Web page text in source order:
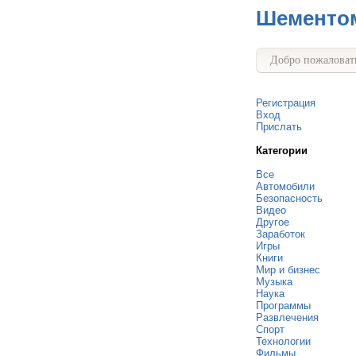
Добро
Регистрация
Вход
Прислать
Категории
Все
Автомобили
Безопасность
Видео
Другое
Заработок
Игры
Книги
Мир и бизнес
Музыка
Наука
Программы
Развлечения
Спорт
Технологии
Фильмы